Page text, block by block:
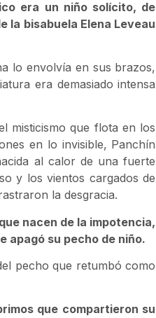
era un niño solícito, de
la bisabuela Elena Leveau
lo envolvía en sus brazos,
era demasiado intensa
misticismo que flota en los
en lo invisible, Panchín
al calor de una fuerte
y los vientos cargados de
la desgracia.
nacen de la impotencia,
apagó su pecho de niño.
pecho que retumbó como
que compartieron su